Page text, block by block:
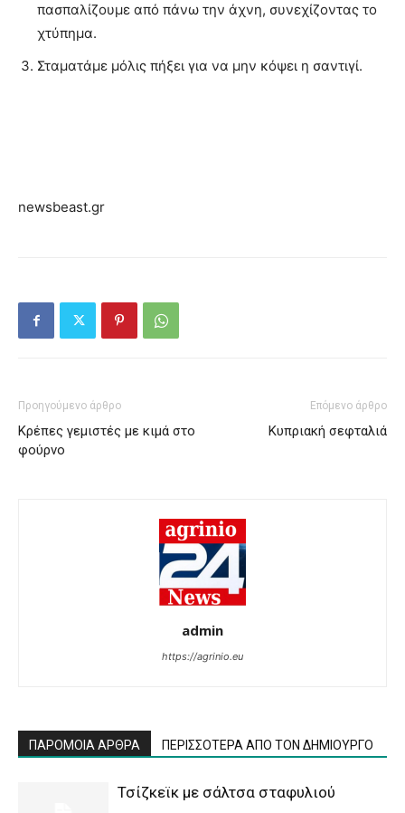
πασπαλίζουμε από πάνω την άχνη, συνεχίζοντας το
χτύπημα.
Σταματάμε μόλις πήξει για να μην κόψει η σαντιγί.
newsbeast.gr
Προηγούμενο άρθρο
Κρέπες γεμιστές με κιμά στο
φούρνο
Επόμενο άρθρο
Κυπριακή σεφταλιά
admin
https://agrinio.eu
ΠΑΡΟΜΟΙΑ ΑΡΘΡΑ ΠΕΡΙΣΣΟΤΕΡΑ ΑΠΟ ΤΟΝ ΔΗΜΙΟΥΡΓΟ
Τσίζκεϊκ με σάλτσα σταφυλιού